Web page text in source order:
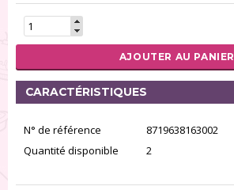
AJOUTER AU PANIER
CARACTÉRISTIQUES
N° de référence
8719638163002
Quantité disponible
2